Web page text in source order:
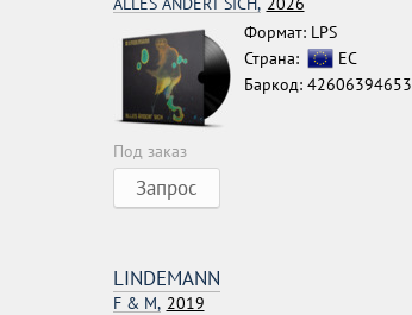
Формат: LPS
Страна:
ЕС
Баркод:
Под заказ
Запрос
LINDEMANN
F & M, 2019